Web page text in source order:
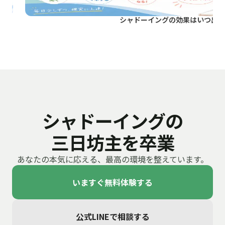
・年間プランをご利用の場合
翌年の自動更新を停止されたいとき、契約終了7日前ま
シャドーイングの効果はいつ出る？
シャドーイングの
三日坊主を卒業
あなたの本気に応える、最高の環境を整えています。
いますぐ無料体験する
公式LINEで相談する